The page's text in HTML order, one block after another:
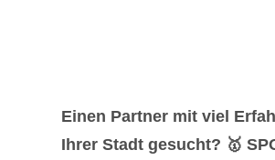
Einen Partner mit viel
Ihrer Stadt gesucht? 🥇